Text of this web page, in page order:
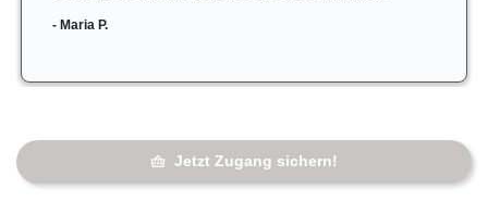
- Maria P.
Jetzt Zugang sichern!